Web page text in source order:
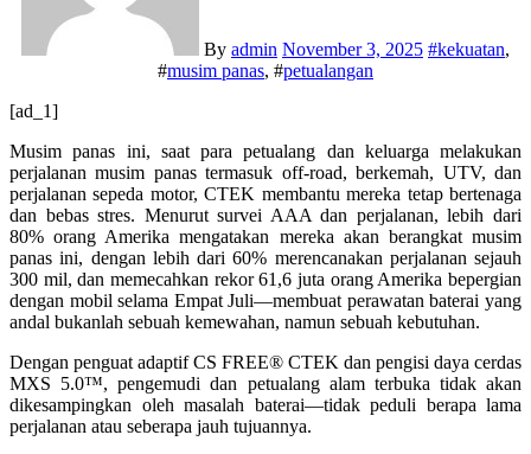
By admin November 3, 2025 #kekuatan,
#musim panas, #petualangan
[ad_1]
Musim panas ini, saat para petualang dan keluarga melakukan
perjalanan musim panas termasuk off-road, berkemah, UTV, dan
perjalanan sepeda motor, CTEK membantu mereka tetap bertenaga
dan bebas stres. Menurut survei AAA dan perjalanan, lebih dari
80% orang Amerika mengatakan mereka akan berangkat musim
panas ini, dengan lebih dari 60% merencanakan perjalanan sejauh
300 mil, dan memecahkan rekor 61,6 juta orang Amerika bepergian
dengan mobil selama Empat Juli—membuat perawatan baterai yang
andal bukanlah sebuah kemewahan, namun sebuah kebutuhan.
Dengan penguat adaptif CS FREE® CTEK dan pengisi daya cerdas
MXS 5.0™, pengemudi dan petualang alam terbuka tidak akan
dikesampingkan oleh masalah baterai—tidak peduli berapa lama
perjalanan atau seberapa jauh tujuannya.